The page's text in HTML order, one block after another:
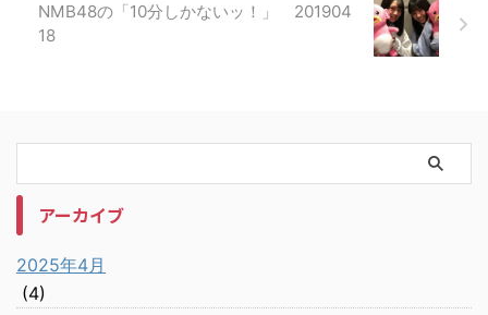
NMB48の「10分しかないッ！」 201904
18
アーカイブ
2025年4月
(4)